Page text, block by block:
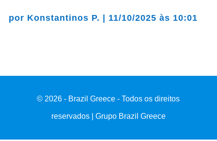
por Konstantinos P. | 11/10/2025 às 10:01
© 2026 - Brazil Greece - Todos os direitos
reservados | Grupo Brazil Greece